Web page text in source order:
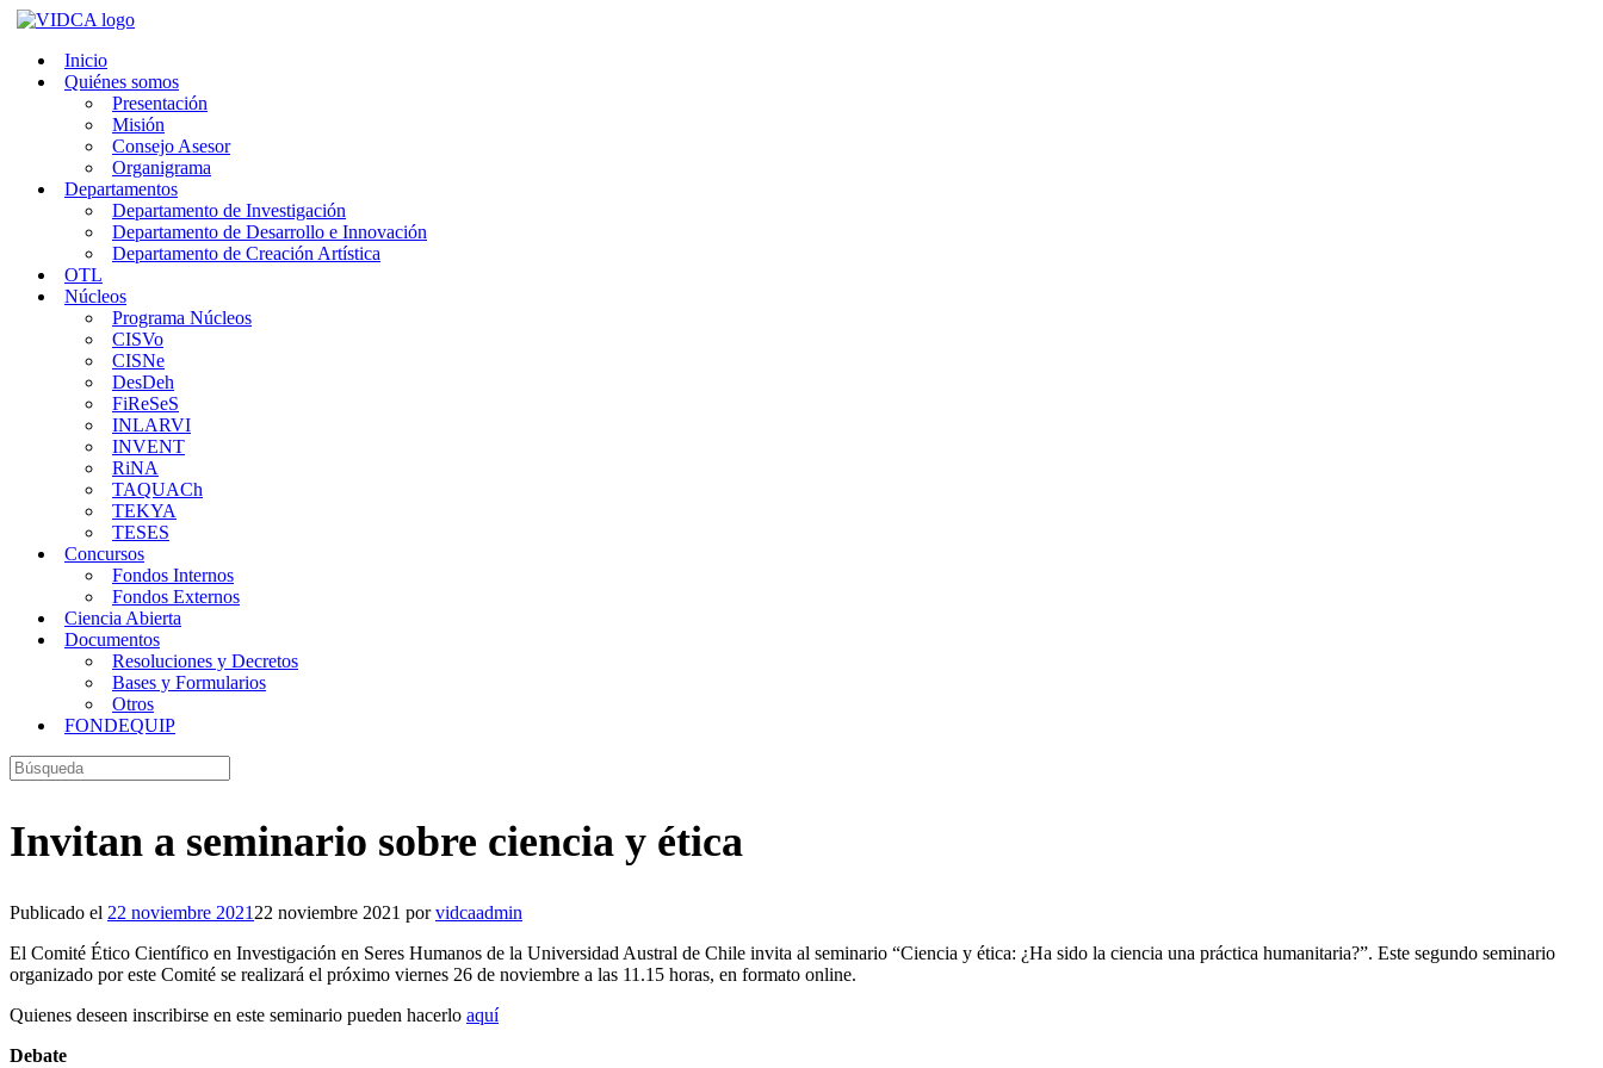
Saltar
contenidoInicio
Quiénes somos
Presentación
Misión
Consejo Asesor
Organigrama
Departamentos
Departamento de Investigación
Departamento de Desarrollo e Innovación
Departamento de Creación Artística
OTL
Núcleos
Programa Núcleos
CISVo
CISNe
DesDeh
FiReSeS
INLARVI
INVENT
RiNA
TAQUACh
TEKYA
TESES
Concursos
Fondos Internos
Fondos Externos
Ciencia Abierta
Documentos
Resoluciones y Decretos
Bases y Formularios
Otros
FONDEQUIP
Buscar:
Invitan a seminario sobre ciencia y ética
Publicado el 22 noviembre 2021 22 noviembre 2021 porvidcaadmin
El Comité Ético Científico en Investigación en Seres Humanos de la Universidad Austral de Chile invita al seminario “Ciencia y ética: ¿Ha sido la ciencia una práctica humanitaria?”. Este segundo seminario
organizado por este Comité se realizará el próximo viernes 26 de noviembre a las 11.15 horas, en formato online.
Quienes deseen inscribirse en este seminario pueden hacerlo aquí
Debate